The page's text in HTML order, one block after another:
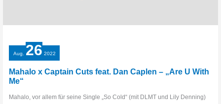
Aug. 26 2022
Mahalo x Captain Cuts feat. Dan Caplen – „Are U With
Me“
Mahalo, vor allem für seine Single „So Cold“ (mit DLMT und Lily Denning)